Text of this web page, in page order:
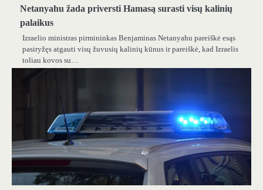
Netanyahu žada priversti Hamasą surasti visų kalinių
palaikus
Izraelio ministras pirmininkas Benjaminas Netanyahu pareiškė esąs
pasiryžęs atgauti visų žuvusių kalinių kūnus ir pareiškė, kad Izraelis
toliau kovos su…